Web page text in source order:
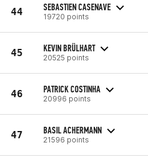
44 SEBASTIEN CASENAVE
19720 points
45 KEVIN BRÜLHART
20525 points
46 PATRICK COSTINHA
20996 points
47 BASIL ACHERMANN
21596 points